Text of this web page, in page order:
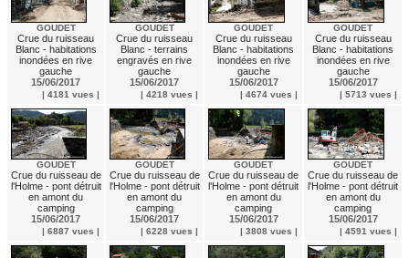
GOUDET
Crue du ruisseau
Blanc - habitations
inondées en rive
gauche
15/06/2017
| 4181 vues |
GOUDET
Crue du ruisseau
Blanc - terrains
engravés en rive
gauche
15/06/2017
| 4218 vues |
GOUDET
Crue du ruisseau
Blanc - habitations
inondées en rive
gauche
15/06/2017
| 4674 vues |
GOUDET
Crue du ruisseau
Blanc - habitations
inondées en rive
gauche
15/06/2017
| 5713 vues |
GOUDET
Crue du ruisseau de
l'Holme - pont détruit
en amont du
camping
15/06/2017
| 6887 vues |
GOUDET
Crue du ruisseau de
l'Holme - pont détruit
en amont du
camping
15/06/2017
| 6228 vues |
GOUDET
Crue du ruisseau de
l'Holme - pont détruit
en amont du
camping
15/06/2017
| 3808 vues |
GOUDET
Crue du ruisseau de
l'Holme - pont détruit
en amont du
camping
15/06/2017
| 4591 vues |